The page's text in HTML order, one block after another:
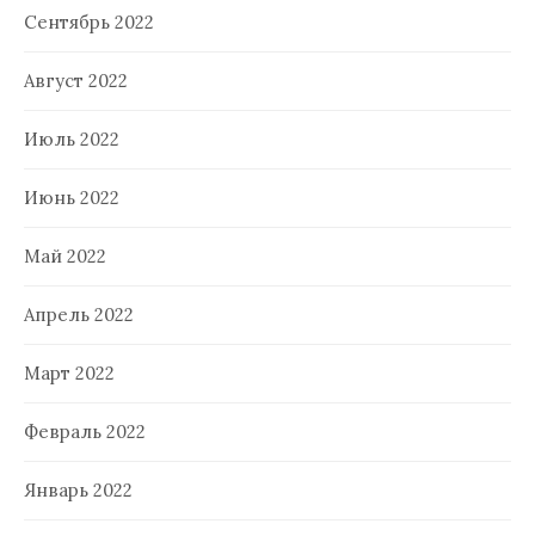
Сентябрь 2022
Август 2022
Июль 2022
Июнь 2022
Май 2022
Апрель 2022
Март 2022
Февраль 2022
Январь 2022